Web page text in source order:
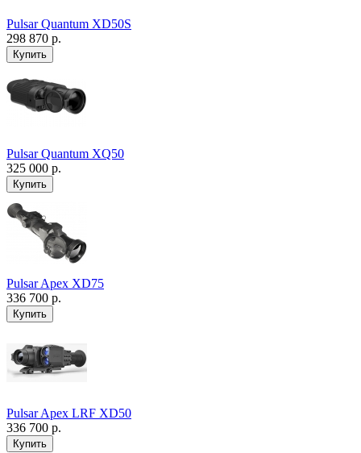
Pulsar Quantum XD50S
298 870 р.
Pulsar Quantum XQ50
325 000 р.
Pulsar Apex XD75
336 700 р.
Pulsar Apex LRF XD50
336 700 р.